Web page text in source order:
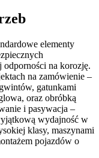
elementy
odporności na korozję.
na zamówienie –
gatunkami
oraz obróbką
i pasywacja –
wydajność w
klasy, maszynami
pojazdów o